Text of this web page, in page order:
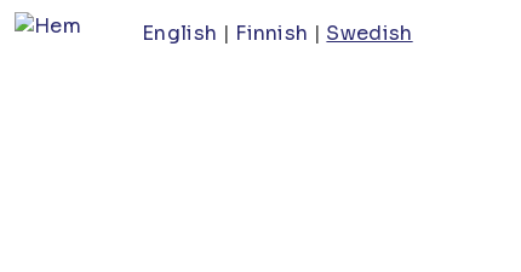
Hoppa
English Finnish Swedish